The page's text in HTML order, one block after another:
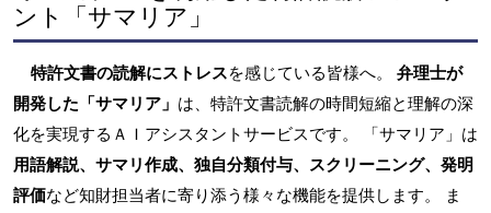
ント「サマリア」
特許文書の読解にストレスを感じている皆様へ。 弁理士が
開発した「サマリア」 は、特許文書読解の時間短縮と理解の深
化を実現するＡＩアシスタントサービスです。 「サマリア」は
用語解説、サマリ作成、独自分類付与、スクリーニング、発明
評価など知財担当者に寄り添う様々な機能を提供します。 ま